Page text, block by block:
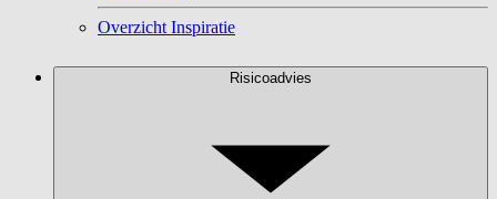
Overzicht Inspiratie
Risicoadvies